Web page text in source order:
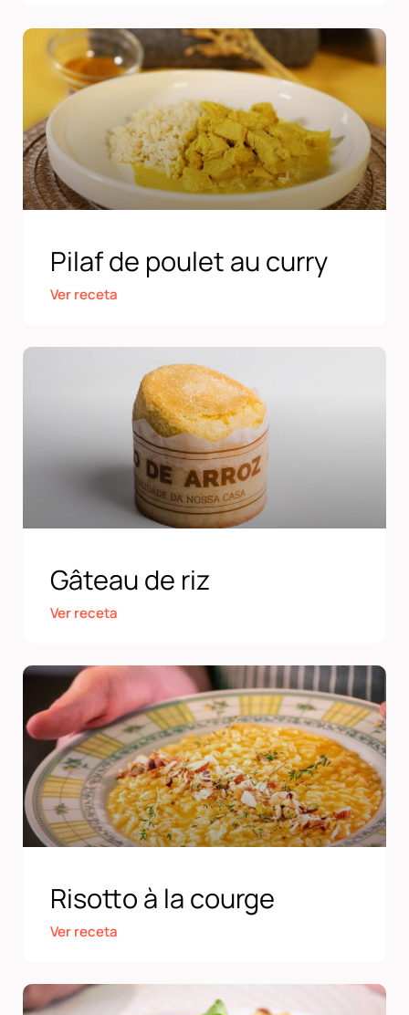
Pilaf de poulet au curry
Ver receta
Gâteau de riz
Ver receta
Risotto à la courge
Ver receta